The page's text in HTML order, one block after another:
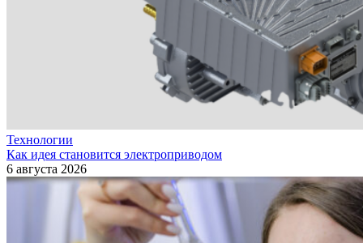
Технологии
Как идея становится электроприводом
6 августа 2026